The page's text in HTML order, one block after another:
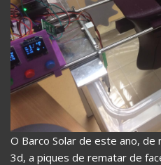
O Barco Solar de este ano,
3d, a piques de rematar de